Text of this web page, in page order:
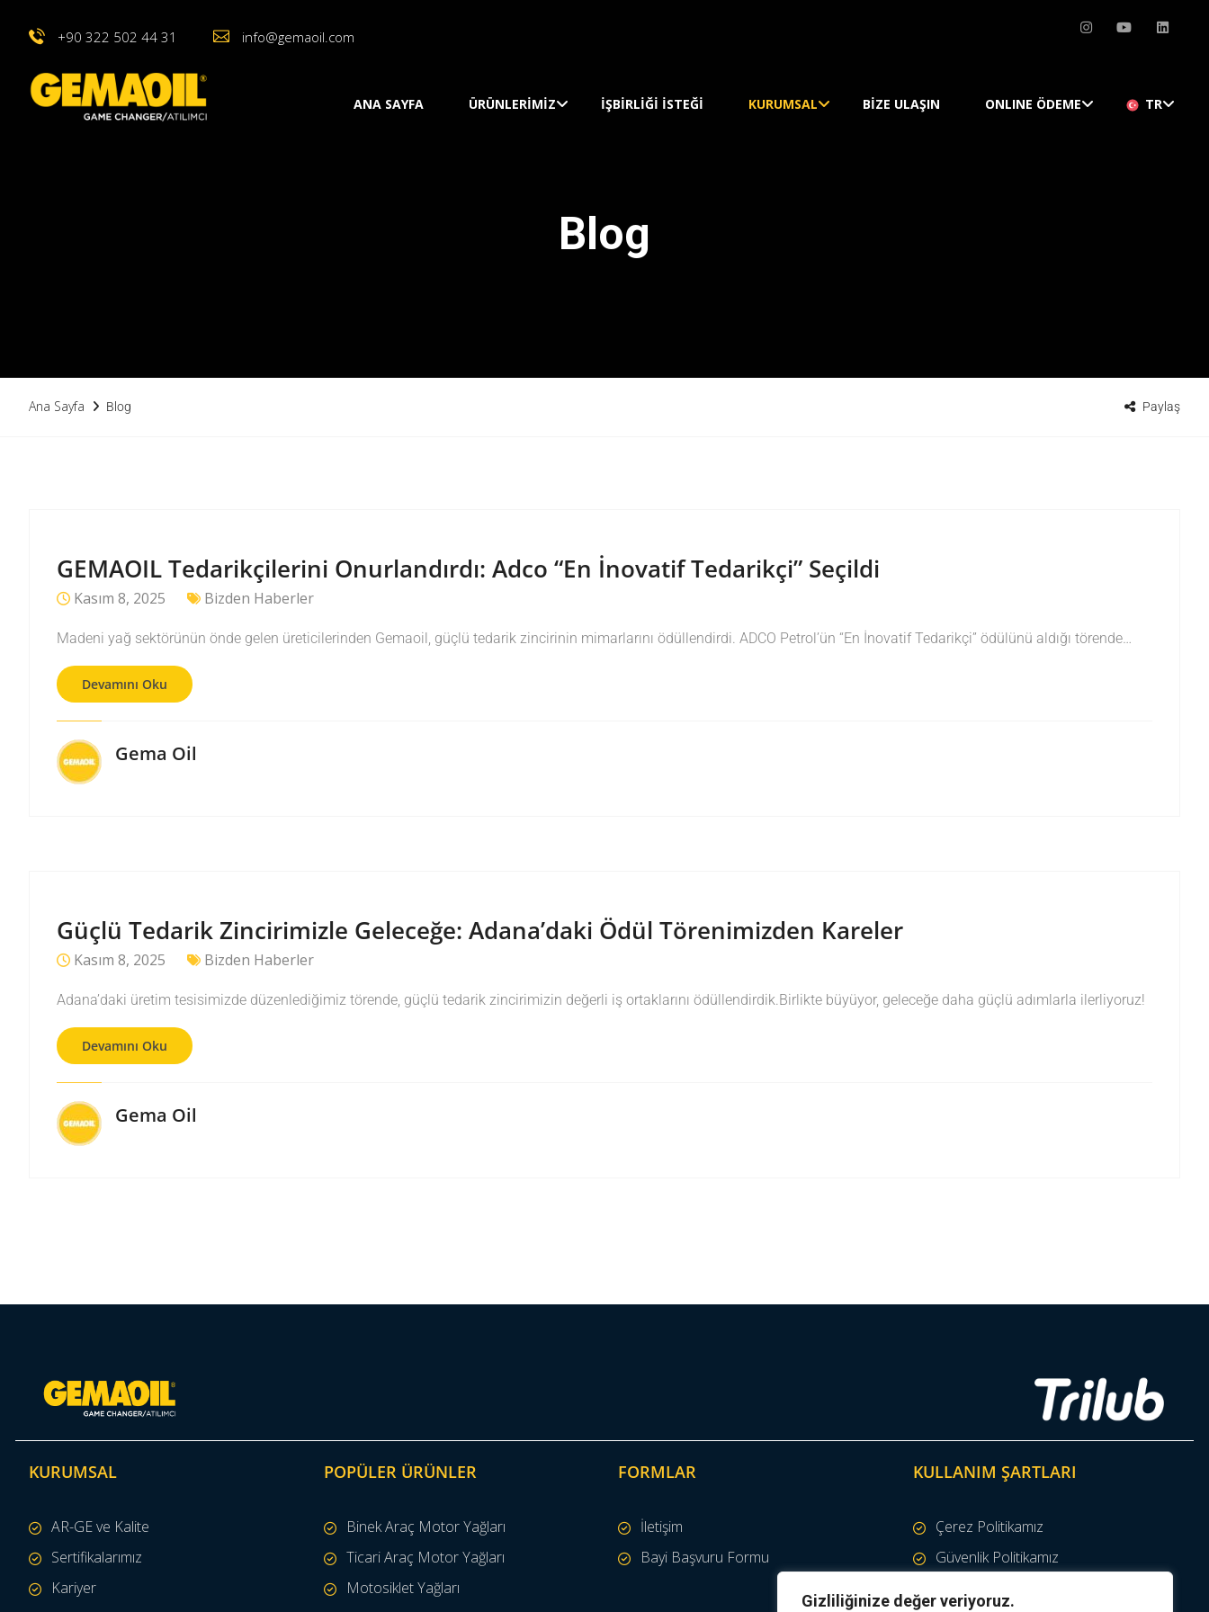
Gizliliğinize değer veriyoruz.
+90 322 502 44 31 info@gemaoil.com
ANA SAYFA ÜRÜNLERIMIZ İŞBİRLİĞİ İSTEĞİ KURUMSAL BIZE ULAŞIN ONLINE ÖDEME TR
Blog
Ana Sayfa Blog Paylaş
GEMAOIL Tedarikçilerini Onurlandırdı: Adco “En İnovatif Tedarikçi” Seçildi
Kasım 8, 2025 Bizden Haberler
Madeni yağ sektörünün önde gelen üreticilerinden Gemaoil, güçlü tedarik zincirinin mimarlarını ödüllendirdi. ADCO Petrol’ün “En İnovatif Tedarikçi” ödülünü aldığı törende…
Devamını Oku
Gema Oil
Güçlü Tedarik Zincirimizle Geleceğe: Adana’daki Ödül Törenimizden Kareler
Kasım 8, 2025 Bizden Haberler
Adana’daki üretim tesisimizde düzenlediğimiz törende, güçlü tedarik zincirimizin değerli iş ortaklarını ödüllendirdik.Birlikte büyüyor, geleceğe daha güçlü adımlarla ilerliyoruz!
Devamını Oku
Gema Oil
KURUMSAL
AR-GE ve Kalite
Sertifikalarımız
Kariyer
POPÜLER ÜRÜNLER
Binek Araç Motor Yağları
Ticari Araç Motor Yağları
Motosiklet Yağları
FORMLAR
İletişim
Bayi Başvuru Formu
KULLANIM ŞARTLARI
Çerez Politikamız
Güvenlik Politikamız